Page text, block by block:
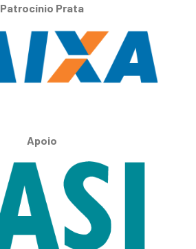
Patrocínio Prata
Apoio